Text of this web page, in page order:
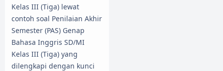
Kelas III (Tiga) lewat
contoh soal Penilaian Akhir
Semester (PAS) Genap
Bahasa Inggris SD/MI
Kelas III (Tiga) yang
dilengkapi dengan kunci